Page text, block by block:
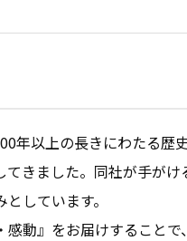
年以上の長きにわたる
きました。同社が手が
しています。
動』をお届けすること